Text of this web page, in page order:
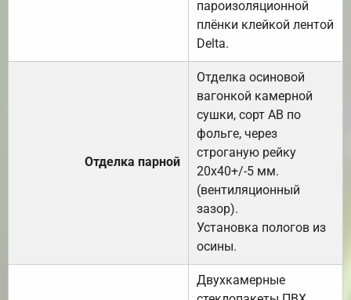
пароизоляционной
плёнки клейкой лентой
Delta.
Отделка парной
Отделка осиновой
вагонкой камерной
сушки, сорт АВ по
фольге, через
строганую рейку
20х40+/-5 мм.
(вентиляционный
зазор).
Установка пологов из
осины.
Двухкамерные